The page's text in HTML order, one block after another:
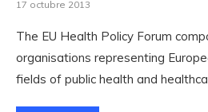
17 octubre 2013
The EU Health Policy Forum
organisations representing
fields of public health and